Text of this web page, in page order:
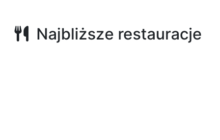
Najbliższe restauracje